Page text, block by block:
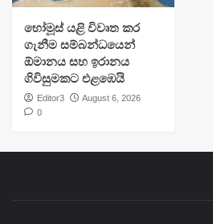
හෝමූස් යළි විවෘත කර
ගැනීම සම්බන්ධයෙන්
ඕමානය සහ ඉරානය
ගිවිසුමකට එළඹෙයි
Editor3
August 6, 2026
0